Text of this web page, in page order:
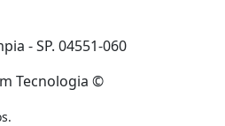
- SP. 04551-060
Tecnologia ©